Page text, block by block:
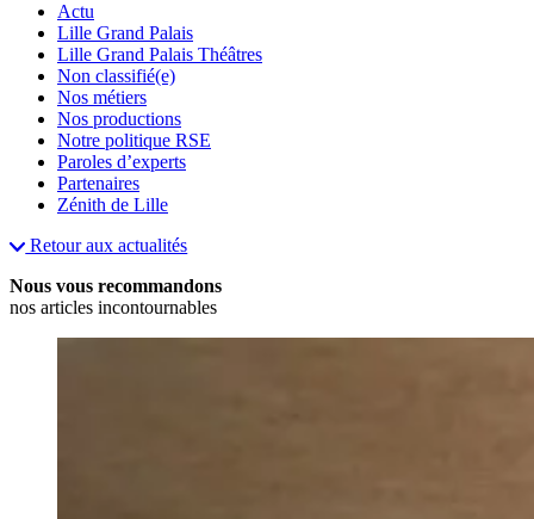
Actu
Lille Grand Palais
Lille Grand Palais Théâtres
Non classifié(e)
Nos métiers
Nos productions
Notre politique RSE
Paroles d’experts
Partenaires
Zénith de Lille
Retour aux actualités
Nous vous recommandons
nos articles incontournables